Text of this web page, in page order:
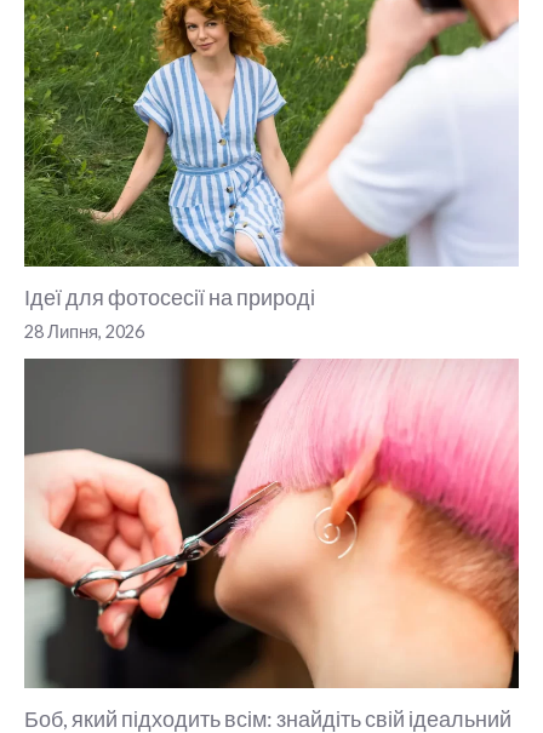
Ідеї для фотосесії на природі
28 Липня, 2026
Боб, який підходить всім: знайдіть свій ідеальний